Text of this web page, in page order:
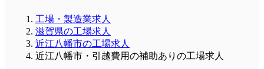
工場・製造業求人
滋賀県の工場求人
近江八幡市の工場求人
近江八幡市・引越費用の補助ありの工場求人